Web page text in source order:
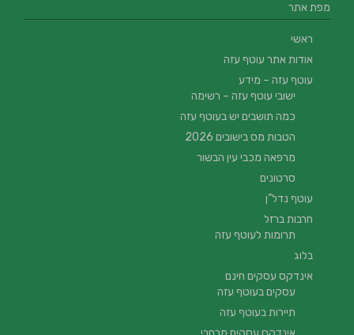
מפת אתר
ראשי
אודות אתר עוטף עזה
עוטף עזה – מידע
ישובי עוטף עזה – רשימה
כמה תושבים יש בעוטף עזה
הטבות מס בישובים 2026
מרפאה מכבי עין הבשור
סרטונים
עוטף נדל”ן
חרבות ברזל
תרומות לעוטף עזה
בלוג
אינדקס עסקים חינם
עסקים בעוטף עזה
תיירות בעוטף עזה